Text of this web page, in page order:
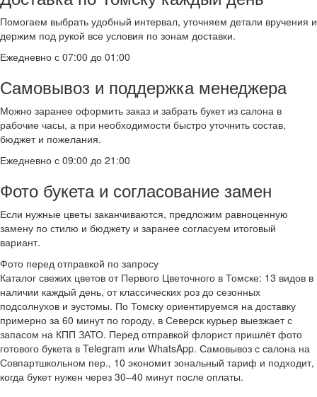
Помогаем выбрать удобный интервал, уточняем детали вручения и
держим под рукой все условия по зонам доставки.
Ежедневно с 07:00 до 01:00
Самовывоз и поддержка менеджера
Можно заранее оформить заказ и забрать букет из салона в
рабочие часы, а при необходимости быстро уточнить состав,
бюджет и пожелания.
Ежедневно с 09:00 до 21:00
Фото букета и согласование замен
Если нужные цветы заканчиваются, предложим равноценную
замену по стилю и бюджету и заранее согласуем итоговый
вариант.
Фото перед отправкой по запросу
Каталог свежих цветов от Первого Цветочного в Томске: 13 видов в
наличии каждый день, от классических роз до сезонных
подсолнухов и эустомы. По Томску ориентируемся на доставку
примерно за 60 минут по городу, в Северск курьер выезжает с
запасом на КПП ЗАТО. Перед отправкой флорист пришлёт фото
готового букета в Telegram или WhatsApp. Самовывоз с салона на
Совпартшкольном пер., 10 экономит зональный тариф и подходит,
когда букет нужен через 30–40 минут после оплаты.